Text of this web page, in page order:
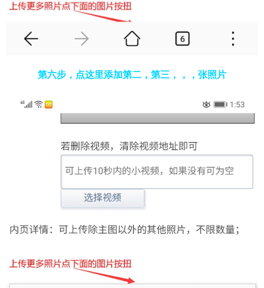
第六步，点这里添加第二，第三，，，张照片